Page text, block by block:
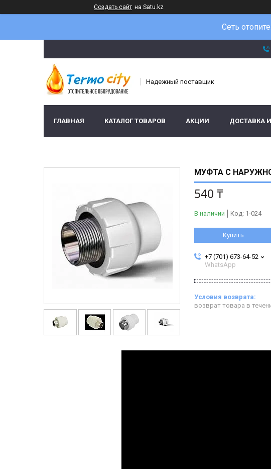
Создать сайт на Satu.kz
Сеть
Надежный поставщик
ГЛАВНАЯ КАТАЛОГ ТОВАРОВ АКЦИИ ДОСТАВКА
МУФТА С
540 ₸
В наличии Код: 1-024
Купить
+7 (701) 673-64-52
WhatsApp
возврат товара в